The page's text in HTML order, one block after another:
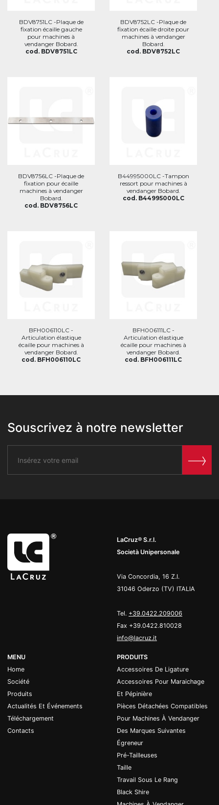
BDV8751LC -Plaque de
fixation écaille gauche
pour machines à
vendanger Bobard.
cod. BDV8751LC
BDV8752LC -Plaque de
fixation écaille droite pour
machines à vendanger
Bobard.
cod. BDV8752LC
BDV8756LC -Plaque de
fixation pour écaille
machines à vendanger
Bobard.
cod. BDV8756LC
B44995000LC -Tampon
ressort pour machines à
vendanger Bobard.
cod. B44995000LC
BFH006110LC -
Articulation élastique
écaille pour machines à
vendanger Bobard.
cod. BFH006110LC
BFH006111LC -
Articulation élastique
écaille pour machines à
vendanger Bobard.
cod. BFH006111LC
Souscrivez à notre newsletter
LaCruz® S.r.l.
Società Unipersonale
Via Concordia, 16 Z.I.
31046 Oderzo (TV) ITALIA
Tel. +39.0422.209006
Fax +39.0422.810028
info@lacruz.it
MENU
Home
Société
Produits
Actualités Et Événements
Téléchargement
Contacts
PRODUITS
Accessoires De Ligature
Accessoires Pour Maraichage
Et Pépinière
Pièces Détachées Compatibles
Pour Machines À Vendanger
Des Marques Suivantes
Égreneur
Pré-Tailleuses
Taille
Travail Sous Le Rang
Black Shire